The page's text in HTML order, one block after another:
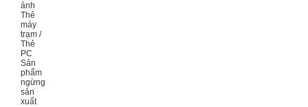
ảnh
Thẻ
máy
trạm /
Thẻ
PC
Sản
phẩm
ngừng
sản
xuất